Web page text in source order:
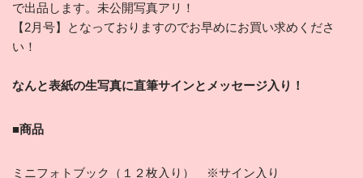
で出品します。未公開写真アリ！
【2月号】となっておりますのでお早めにお買い求めくださ
い！
なんと表紙の生写真に直筆サインとメッセージ入り！
■商品
ミニフォトブック（１２枚入り） ※サイン入り